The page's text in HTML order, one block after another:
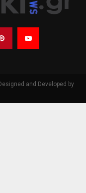
and Developed by